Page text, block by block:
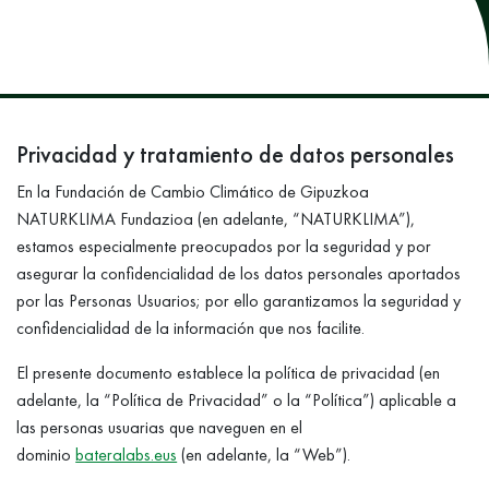
Privacidad y tratamiento de datos personales
En la Fundación de Cambio Climático de Gipuzkoa
NATURKLIMA Fundazioa (en adelante, “NATURKLIMA”),
estamos especialmente preocupados por la seguridad y por
asegurar la confidencialidad de los datos personales aportados
por las Personas Usuarios; por ello garantizamos la seguridad y
confidencialidad de la información que nos facilite.
El presente documento establece la política de privacidad (en
adelante, la “Política de Privacidad” o la “Política”) aplicable a
las personas usuarias que naveguen en el
dominiobateralabs.eus (en adelante, la “Web”).